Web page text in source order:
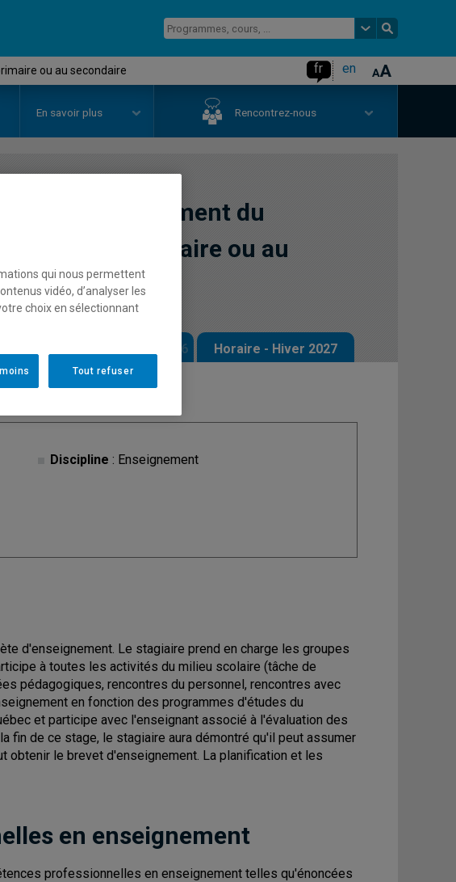
ou au secondaire fr en
En savoir plus Rencontrez-nous
4c en enseignement du
au primaire ou au
Horaire - Automne 2026 Horaire - Hiver 2027
Discipline : Enseignement
d'enseignement. Le stagiaire prend en charge les groupes
à toutes les activités du milieu scolaire (tâche de
pédagogiques, rencontres du personnel, rencontres avec
en fonction des programmes d'études du
et participe avec l'enseignant associé à l'évaluation des
fin de ce stage, le stagiaire aura démontré qu'il peut assumer
obtenir le brevet d'enseignement. La planification et les
en enseignement
professionnelles en enseignement telles qu'énoncées
qui nous permettent
vidéo, d’analyser les
choix en sélectionnant
Tout refuser